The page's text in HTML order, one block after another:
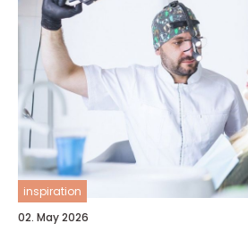
inspiration
02. May 2026